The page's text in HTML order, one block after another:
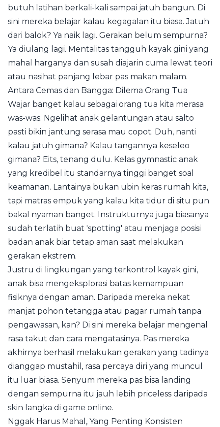
butuh latihan berkali-kali sampai jatuh bangun. Di
sini mereka belajar kalau kegagalan itu biasa. Jatuh
dari balok? Ya naik lagi. Gerakan belum sempurna?
Ya diulang lagi. Mentalitas tangguh kayak gini yang
mahal harganya dan susah diajarin cuma lewat teori
atau nasihat panjang lebar pas makan malam.
Antara Cemas dan Bangga: Dilema Orang Tua
Wajar banget kalau sebagai orang tua kita merasa
was-was. Ngelihat anak gelantungan atau salto
pasti bikin jantung serasa mau copot. Duh, nanti
kalau jatuh gimana? Kalau tangannya keseleo
gimana? Eits, tenang dulu. Kelas gymnastic anak
yang kredibel itu standarnya tinggi banget soal
keamanan. Lantainya bukan ubin keras rumah kita,
tapi matras empuk yang kalau kita tidur di situ pun
bakal nyaman banget. Instrukturnya juga biasanya
sudah terlatih buat 'spotting' atau menjaga posisi
badan anak biar tetap aman saat melakukan
gerakan ekstrem.
Justru di lingkungan yang terkontrol kayak gini,
anak bisa mengeksplorasi batas kemampuan
fisiknya dengan aman. Daripada mereka nekat
manjat pohon tetangga atau pagar rumah tanpa
pengawasan, kan? Di sini mereka belajar mengenal
rasa takut dan cara mengatasinya. Pas mereka
akhirnya berhasil melakukan gerakan yang tadinya
dianggap mustahil, rasa percaya diri yang muncul
itu luar biasa. Senyum mereka pas bisa landing
dengan sempurna itu jauh lebih priceless daripada
skin langka di game online.
Nggak Harus Mahal, Yang Penting Konsisten